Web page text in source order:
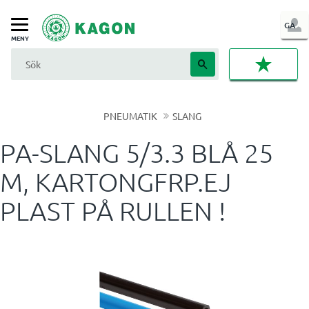
Meny
GA
IN
PNEUMATIK SLANG
PA-SLANG 5/3.3 BLÅ 25
M, KARTONGFRP.EJ
PLAST PÅ RULLEN !